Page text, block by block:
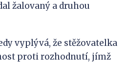
žalovaný a druhou
vyplývá, že stěžovatelka
proti rozhodnutí, jímž